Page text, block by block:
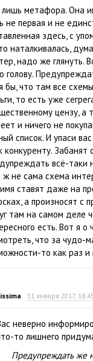
метафора. Она
не первая и не
здесь, с
наталкивалась,
надо же глянуть.
голову.
бы, что там все
то есть уже
цензу, а
и ничего не
список. И упаси
конкуренту. Забанят
всё-таки
не сама схема
ставят даже на
а произносят с
там на самом деле
есть. Вот я о
что за чудо-
то как раз и
31 января 2017, 18:45
неверно
то лишнего
Предупреждать же